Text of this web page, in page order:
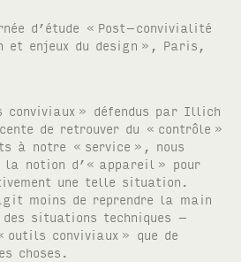
d’étude « Post–convivialité
et enjeux du design », Paris,
conviviaux » défendus par Illich
de retrouver du « contrôle »
à notre « service », nous
la notion d’« appareil » pour
une telle situation.
moins de reprendre la main
situations techniques –
outils conviviaux » que de
choses.